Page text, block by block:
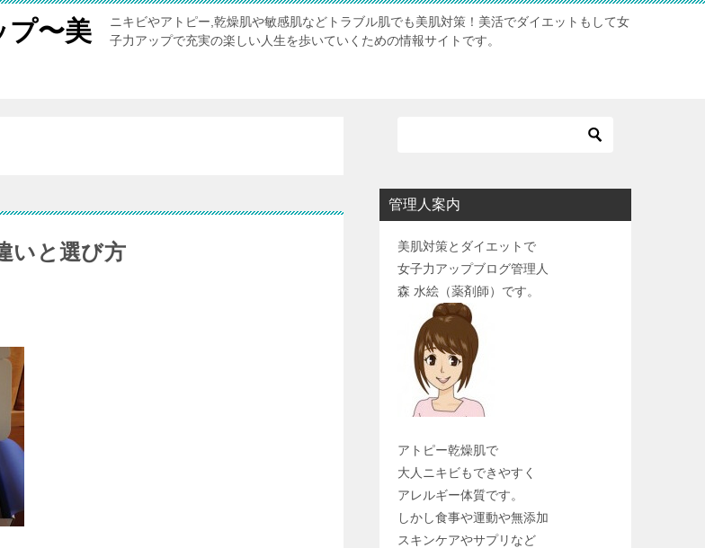
プ〜美
ニキビやアトピー,乾燥肌や敏感肌などトラブル肌でも美肌対策！美活でダイエットもして女
子力アップで充実の楽しい人生を歩いていくための情報サイトです。
いと選び方
管理人案内
美肌対策とダイエットで
女子力アップブログ管理人
森 水絵（薬剤師）です。
アトピー乾燥肌で
大人ニキビもできやすく
アレルギー体質です。
しかし食事や運動や無添加
スキンケアやサプリなど